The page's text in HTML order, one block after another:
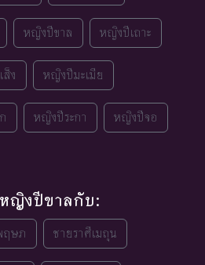
หญิงปีขาล หญิงปีเถาะ
ง หญิงปีมะเมีย
หญิงปีระกา หญิงปีจอ
ญิงปีขาลกับ:
ฤษภ ชายราศีเมถุน